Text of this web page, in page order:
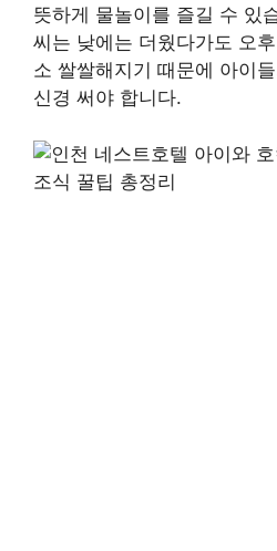
뜻하게 물놀이를 즐길 수 있
씨는 낮에는 더웠다가도 오
소 쌀쌀해지기 때문에 아이
신경 써야 합니다.